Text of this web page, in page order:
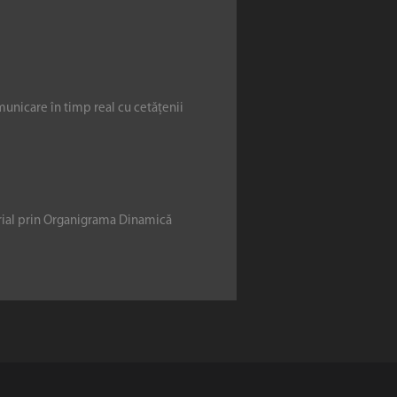
în timp real cu cetățenii
prin Organigrama Dinamică